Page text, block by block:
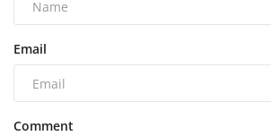
Email
Comment